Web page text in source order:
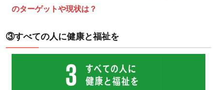
「平和
をすべ
ての人
に」の
関連記
事
のターゲットや現状は？
③すべての人に健康と福祉を